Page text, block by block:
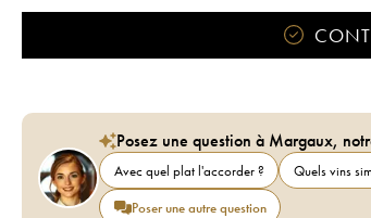
Posez une question à Margaux,
Avec quel plat l'accorder ? Quels vins
Poser une autre question